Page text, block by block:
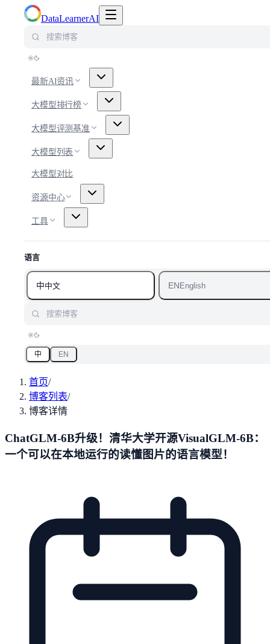
DataLearnerAI
最新AI资讯
大模型排行榜
大模型评测基准
大模型列表
大模型对比
资源中心
工具
语言
中中文 ENEnglish
中 EN
首页/
博客列表/
博客详情
ChatGLM-6B升级！清华大学开源VisualGLM-6B：
一个可以在本地运行的读懂图片的语言模型！